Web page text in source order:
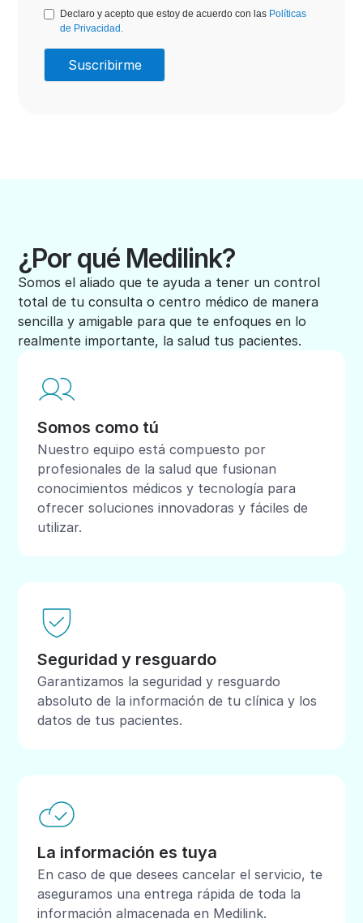
Declaro y acepto que estoy de acuerdo con las Políticas
de Privacidad.
¿Por qué Medilink?
Somos el aliado que te ayuda a tener un control
total de tu consulta o centro médico de manera
sencilla y amigable para que te enfoques en lo
realmente importante, la salud tus pacientes.
Somos como tú
Nuestro equipo está compuesto por
profesionales de la salud que fusionan
conocimientos médicos y tecnología para
ofrecer soluciones innovadoras y fáciles de
utilizar.
Seguridad y resguardo
Garantizamos la seguridad y resguardo
absoluto de la información de tu clínica y los
datos de tus pacientes.
La información es tuya
En caso de que desees cancelar el servicio, te
aseguramos una entrega rápida de toda la
información almacenada en Medilink.